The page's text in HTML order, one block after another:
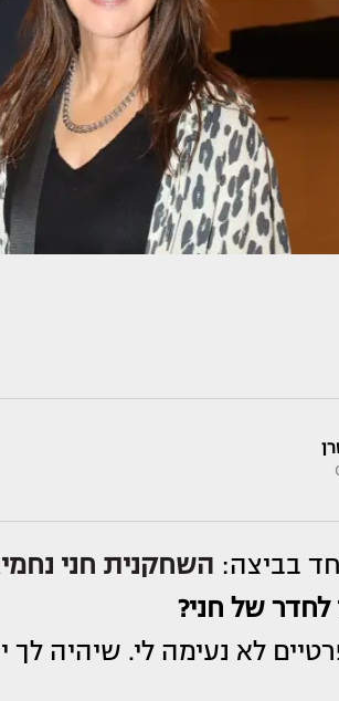
בביצה: השחקנית חני
של חני?
לא נעימה לי. שיהיה לך